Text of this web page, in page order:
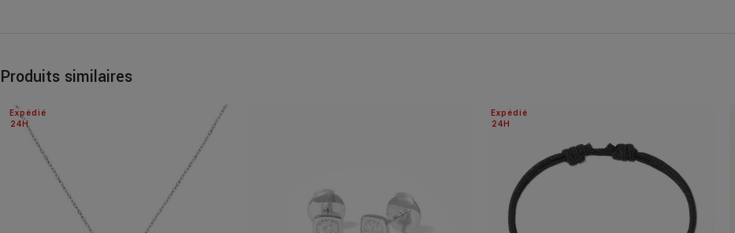
Produits similaires
24H
Expédié
24H
Expédié